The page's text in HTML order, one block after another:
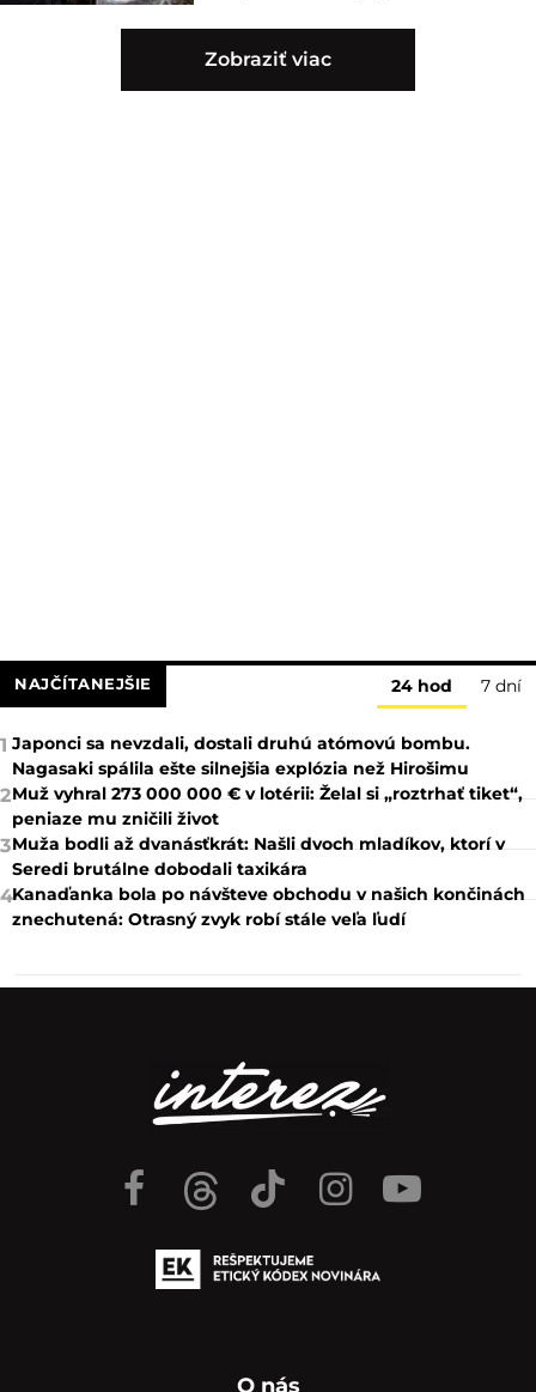
Zobraziť viac
NAJČÍTANEJŠIE 24 hod 7 dní
1 Japonci sa nevzdali, dostali druhú atómovú bombu.
Nagasaki spálila ešte silnejšia explózia než Hirošimu
2Muž vyhral 273 000 000 € v lotérii: Želal si „roztrhať tiket“,
peniaze mu zničili život
3Muža bodli až dvanásťkrát: Našli dvoch mladíkov, ktorí v
Seredi brutálne dobodali taxikára
4Kanaďanka bola po návšteve obchodu v našich končinách
znechutená: Otrasný zvyk robí stále veľa ľudí
O nás